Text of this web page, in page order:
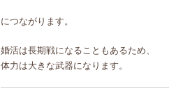
につながります。
婚活は長期戦になることもあるため、
体力は大きな武器になります。